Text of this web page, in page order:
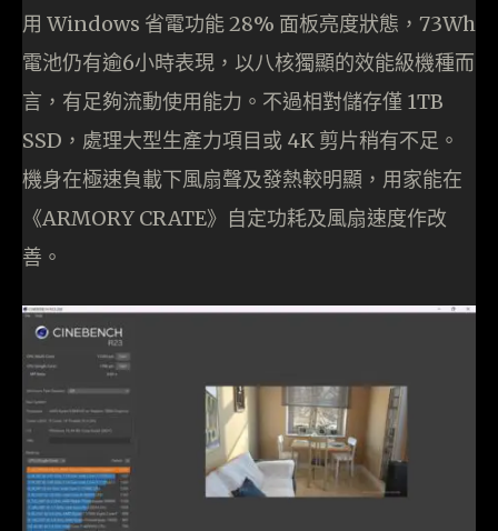
用 Windows 省電功能 28% 面板亮度狀態，73Wh
電池仍有逾6小時表現，以八核獨顯的效能級機種而
言，有足夠流動使用能力。不過相對儲存僅 1TB
SSD，處理大型生產力項目或 4K 剪片稍有不足。
機身在極速負載下風扇聲及發熱較明顯，用家能在
《ARMORY CRATE》自定功耗及風扇速度作改
善。